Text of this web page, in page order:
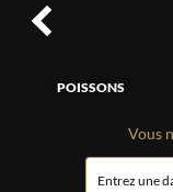
POISSONS
Vous